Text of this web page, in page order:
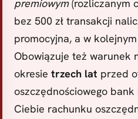
premiowym(rozliczanym
bez 500 zł transakcji
promocyjna, a w
Obowiązuje też warunek
okresie trzech lat przed
oszczędnościowego
Ciebie rachunku